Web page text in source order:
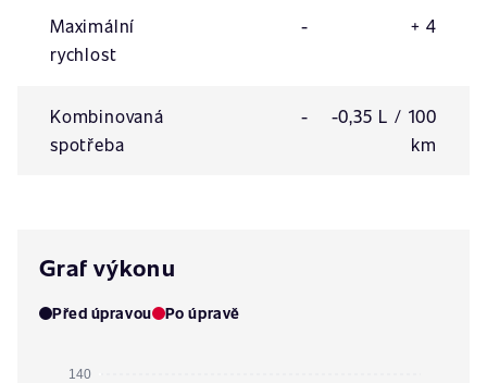
Maximální
rychlost
- + 4
Kombinovaná
spotřeba
-
-0,35 L / 100
km
Graf výkonu
Před úpravou Po úpravě
140